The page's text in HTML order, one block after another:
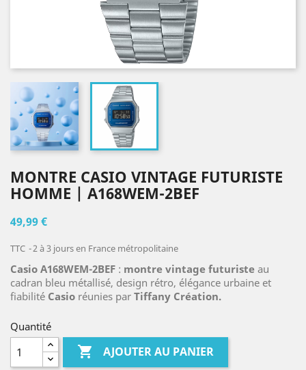
MONTRE CASIO VINTAGE FUTURISTE
HOMME | A168WEM-2BEF
49,99 €
TTC 2 à 3 jours en France métropolitaine
Casio A168WEM-2BEF : montre vintage futuriste au
cadran bleu métallisé, design rétro, élégance urbaine et
fiabilité Casio réunies par Tiffany Création.
Quantité
 AJOUTER AU PANIER